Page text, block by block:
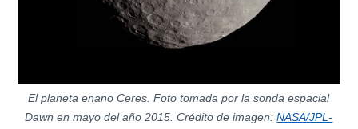
El planeta enano Ceres. Foto tomada por la sonda espacial
Dawn en mayo del año 2015. Crédito de imagen:NASA/JPL-